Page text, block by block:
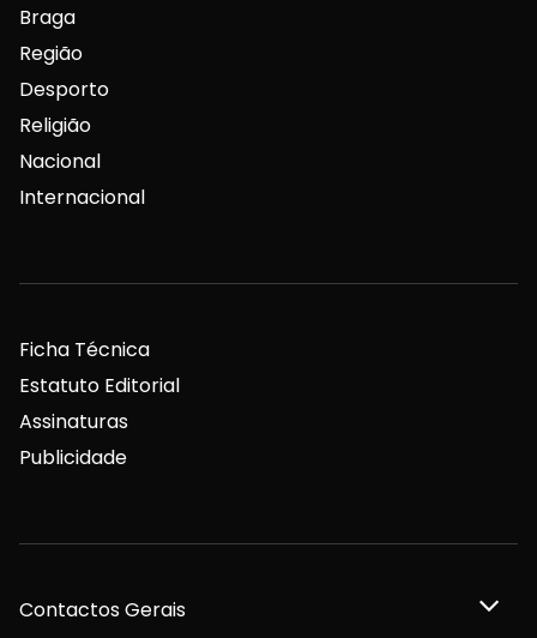
Braga
Região
Desporto
Religião
Nacional
Internacional
Ficha Técnica
Estatuto Editorial
Assinaturas
Publicidade
Contactos Gerais